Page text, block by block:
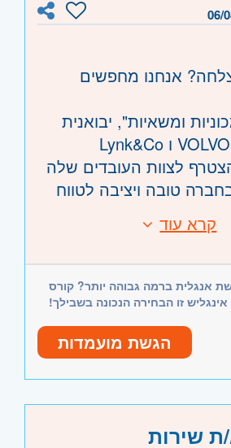
06/
אנחנו מחפשים
ומשאיות", יבואנית
לצוות העובדים שלה
טובה ויציבה לטווח
דרך!
תפעול לאולם התצוגה
שוטף של רכבי
טכנולוגיות מתקדמות
ואוריינטציה מכירתית
קרא עוד
אנגלית ברמה גבוהה יותר? קורס
אינגליש זו הבחירה הנכונה בשבילך!
הגשת מועמדות
ת שירות